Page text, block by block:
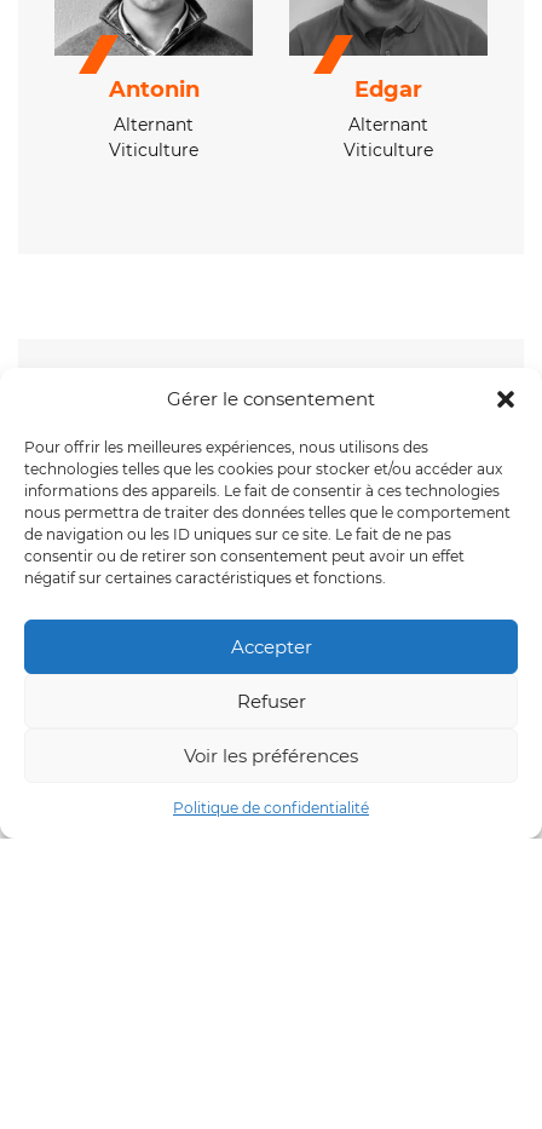
Gérer le consentement
Pour offrir les meilleures expériences, nous utilisons des
technologies telles que les cookies pour stocker et/ou accéder aux
informations des appareils. Le fait de consentir à ces technologies
nous permettra de traiter des données telles que le comportement
de navigation ou les ID uniques sur ce site. Le fait de ne pas
consentir ou de retirer son consentement peut avoir un effet
négatif sur certaines caractéristiques et fonctions.
Accepter
Refuser
Voir les préférences
Politique de confidentialité
Antonin
Alternant
Viticulture
Edgar
Alternant
Viticulture
Pôle technique
Agro Data
Jed Estelle